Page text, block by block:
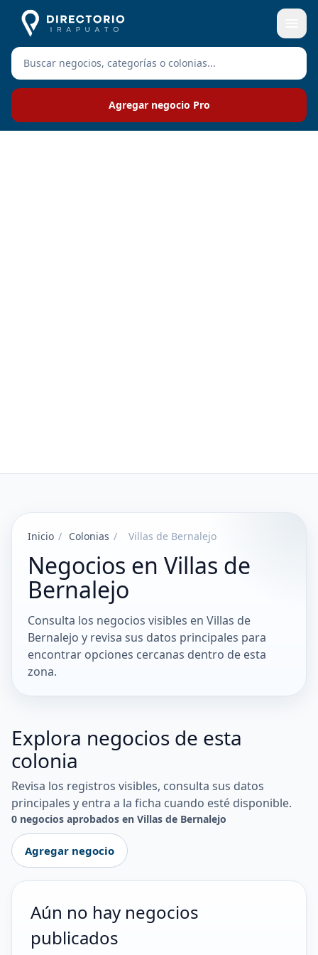
Agregar negocio Pro
Inicio / Colonias / Villas de Bernalejo
Negocios en Villas de
Bernalejo
Consulta los negocios visibles en Villas de
Bernalejo y revisa sus datos principales para
encontrar opciones cercanas dentro de esta
zona.
Explora negocios de esta
colonia
Revisa los registros visibles, consulta sus datos
principales y entra a la ficha cuando esté disponible.
0 negocios aprobados en Villas de Bernalejo
Agregar negocio
Aún no hay negocios
publicados